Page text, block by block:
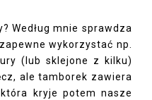
Według mnie sprawdza
wykorzystać np.
(lub sklejone z kilku)
ale tamborek zawiera
kryje potem nasze